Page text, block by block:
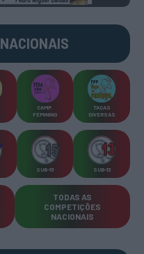
NACIONAIS
CAMP
FEMININO
TAÇAS
DIVERSAS
SUB-15 SUB-13
TODAS AS
COMPETIÇÕES
NACIONAIS